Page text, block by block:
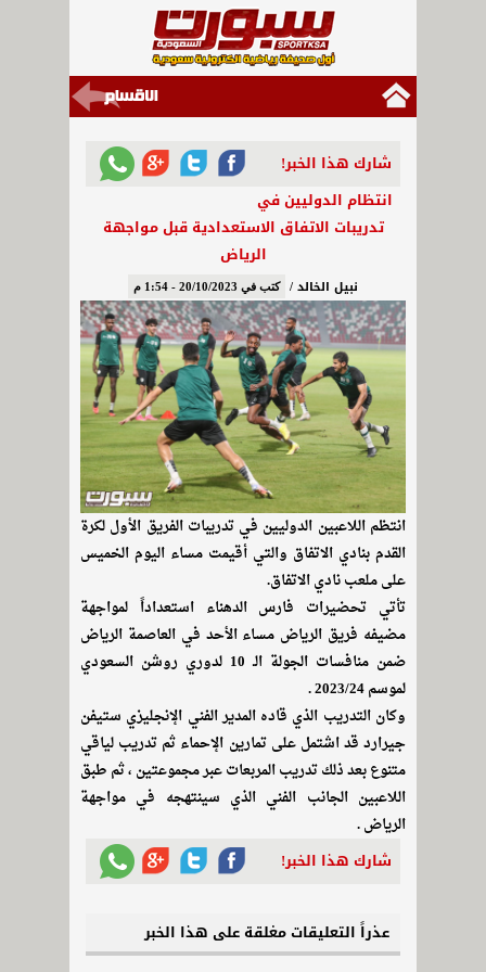
شارك هذا الخبر!
انتظام الدوليين في
تدريبات الاتفاق الاستعدادية قبل مواجهة
الرياض
نبيل الخالد / كتب في 20/10/2023 - 1:54 م
انتظم اللاعبين الدوليين في تدريبات الفريق الأول لكرة
القدم بنادي الاتفاق والتي أقيمت مساء اليوم الخميس
على ملعب نادي الاتفاق.
تأتي تحضيرات فارس الدهناء استعداداً لمواجهة
مضيفه فريق الرياض مساء الأحد في العاصمة الرياض
ضمن منافسات الجولة الـ 10 لدوري روشن السعودي
لموسم 2023/24 .
وكان التدريب الذي قاده المدير الفني الإنجليزي ستيفن
جيرارد قد اشتمل على تمارين الإحماء ثم تدريب لياقي
متنوع بعد ذلك تدريب المربعات عبر مجموعتين ، ثم طبق
اللاعبين الجانب الفني الذي سينتهجه في مواجهة
الرياض .
شارك هذا الخبر!
عذراً التعليقات مغلقة على هذا الخبر